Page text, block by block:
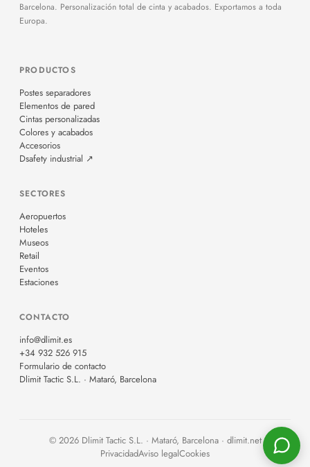
Barcelona. Personalización total de cinta y acabados. Exportamos a toda
Europa.
PRODUCTOS
Postes separadores
Elementos de pared
Cintas personalizadas
Colores y acabados
Accesorios
Dsafety industrial ↗
SECTORES
Aeropuertos
Hoteles
Museos
Retail
Eventos
Estaciones
CONTACTO
info@dlimit.es
+34 932 526 915
Formulario de contacto
Dlimit Tactic S.L. · Mataró, Barcelona
© 2026 Dlimit Tactic S.L. · Mataró, Barcelona · dlimit.net
PrivacidadAviso legalCookies